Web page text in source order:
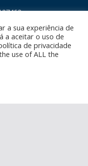
a sua experiência de
a aceitar o uso de
de privacidade
use of ALL the